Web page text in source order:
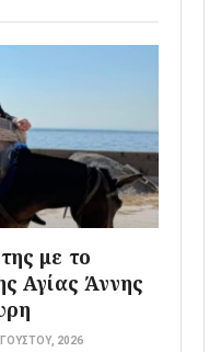
με το
Αγίας Άννης
2026